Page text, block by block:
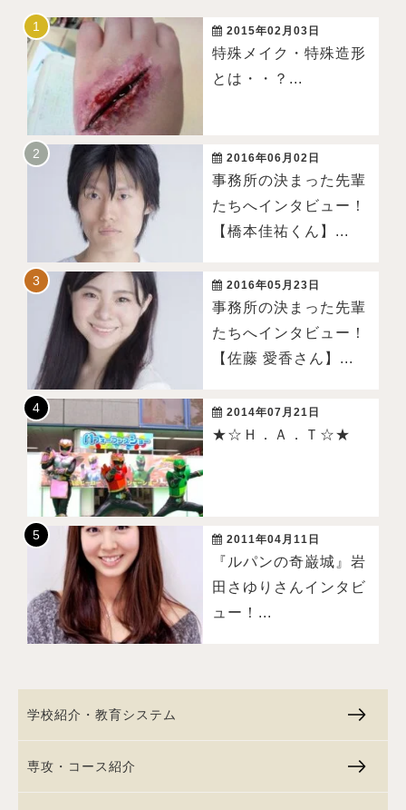
2015年02月03日
特殊メイク・特殊造形
とは・・？...
2016年06月02日
事務所の決まった先輩
たちへインタビュー！
【橋本佳祐くん】...
2016年05月23日
事務所の決まった先輩
たちへインタビュー！
【佐藤 愛香さん】...
2014年07月21日
★☆Ｈ．Ａ．Ｔ☆★
2011年04月11日
『ルパンの奇巌城』岩
田さゆりさんインタビ
ュー！...
学校紹介・教育システム
専攻・コース紹介